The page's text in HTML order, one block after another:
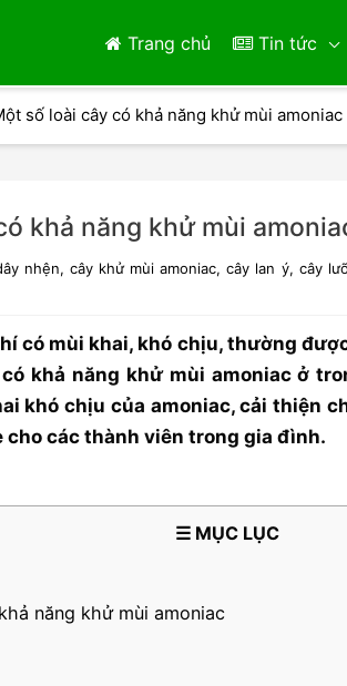
Trang chủ Tin tức
số loài cây có khả năng khử mùi
khả năng khử mùi
nhện,cây khử mùi amoniac,cây lan ý, cây
có mùi khai, khó chịu, thường
khả năng khử mùi amoniac ở
khó chịu của amoniac, cải thiện
cho các thành viên trong gia đình.
☰ MỤC LỤC
năng khử mùi amoniac